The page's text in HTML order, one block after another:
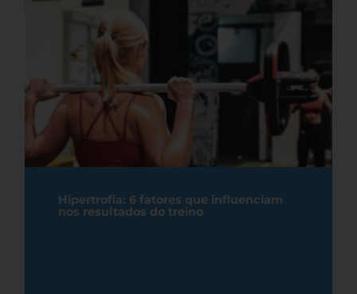
Hipertrofia: 6 fatores que influenciam
nos resultados do treino